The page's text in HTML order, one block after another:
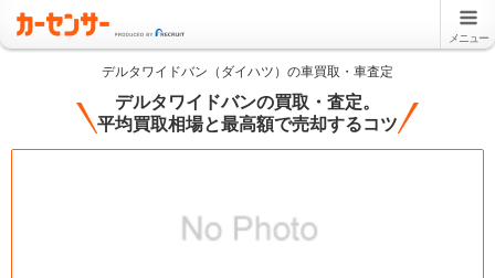
メニュー
デルタワイドバン（ダイハツ）の車買取・車査定
デルタワイドバンの買取・査定。
平均買取相場と最高額で売却するコツ